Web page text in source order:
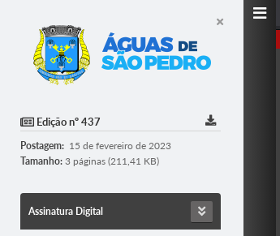
Edição nº 437
Postagem: 15 de fevereiro de 2023
Tamanho: 3 páginas (211,41 KB)
Assinatura Digital